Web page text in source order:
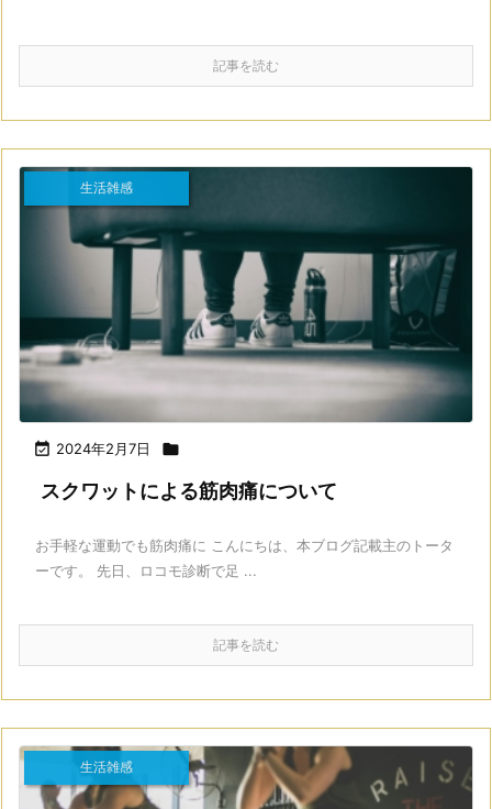
記事を読む
 2024年2月7日 
生活雑感
スクワットによる筋肉痛について
お手軽な運動でも筋肉痛に こんにちは、本ブログ記載主のトータ
ーです。 先日、ロコモ診断で足 ...
記事を読む
生活雑感